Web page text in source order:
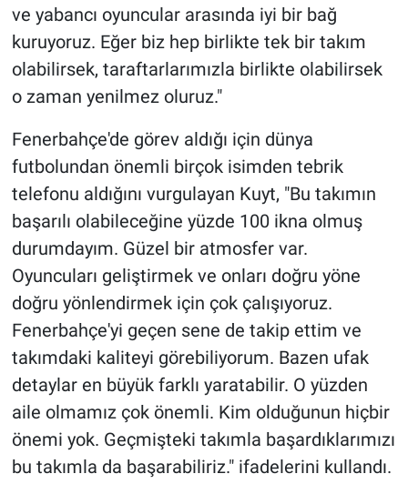
ve yabancı oyuncular arasında iyi bir bağ
kuruyoruz. Eğer biz hep birlikte tek bir takım
olabilirsek, taraftarlarımızla birlikte olabilirsek
o zaman yenilmez oluruz."
Fenerbahçe'de görev aldığı için dünya
futbolundan önemli birçok isimden tebrik
telefonu aldığını vurgulayan Kuyt, "Bu takımın
başarılı olabileceğine yüzde 100 ikna olmuş
durumdayım. Güzel bir atmosfer var.
Oyuncuları geliştirmek ve onları doğru yöne
doğru yönlendirmek için çok çalışıyoruz.
Fenerbahçe'yi geçen sene de takip ettim ve
takımdaki kaliteyi görebiliyorum. Bazen ufak
detaylar en büyük farklı yaratabilir. O yüzden
aile olmamız çok önemli. Kim olduğunun hiçbir
önemi yok. Geçmişteki takımla başardıklarımızı
bu takımla da başarabiliriz." ifadelerini kullandı.